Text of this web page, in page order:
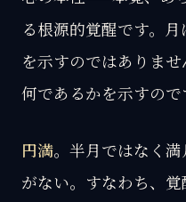
る根源的覚醒です。
を示すのではありま
何であるかを示すので
円満。半月ではなく
がない。すなわち、